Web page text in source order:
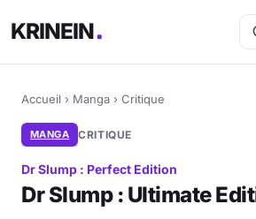
KRINEIN
Accueil › Manga › Critique
MANGA CRITIQUE
Dr Slump : Perfect Edition
Dr Slump : Ultimate